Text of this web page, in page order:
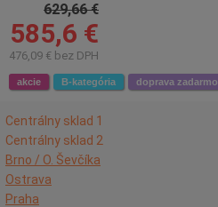
629,66 €
585,6 €
476,09 € bez DPH
akcie B-kategória doprava zadarmo
Centrálny sklad 1
Centrálny sklad 2
Brno / O. Ševčíka
Ostrava
Praha